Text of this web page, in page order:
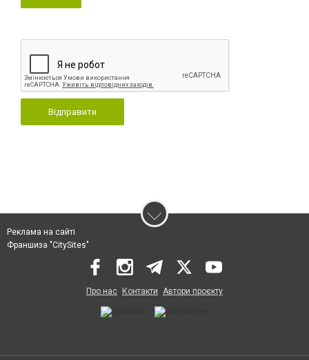
Відправити
Реклама на сайті
Франшиза "CitySites"
Про нас Контакти Автори проєкту